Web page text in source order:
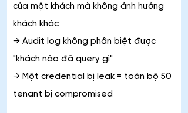
của một khách mà không ảnh hưởng
khách khác
→ Audit log không phân biệt được
"khách nào đã query gì"
→ Một credential bị leak = toàn bộ 50
tenant bị compromised